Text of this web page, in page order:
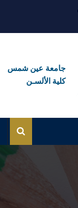
جامعة عين شمس
كلية الألسـن